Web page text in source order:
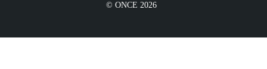
© ONCE 2026